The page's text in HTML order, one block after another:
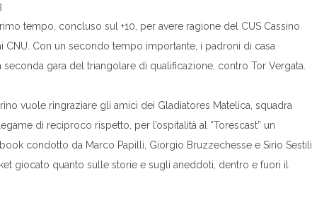
tempo, concluso sul +10, per avere ragione del CUS Cassino
CNU. Con un secondo tempo importante, i padroni di casa
gara del triangolare di qualificazione, contro Tor Vergata.
vuole ringraziare gli amici dei Gladiatores Matelica, squadra
di reciproco rispetto, per l’ospitalità al “Torescast” un
condotto da Marco Papilli, Giorgio Bruzzechesse e Sirio Sestili,
giocato quanto sulle storie e sugli aneddoti, dentro e fuori il